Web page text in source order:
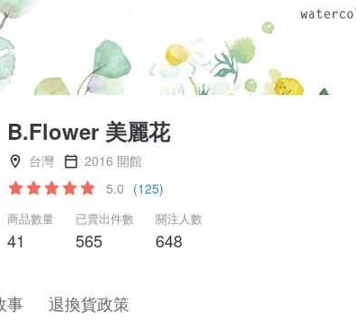
B.Flower 美麗花
台灣
2016 開館
5.0 (125)
商品數量
41
已賣出件數
565
關注人數
648
事 退換貨政策